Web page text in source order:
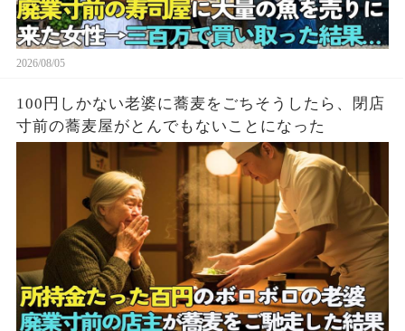
2026/08/05
100円しかない老婆に蕎麦をごちそうしたら、閉店
寸前の蕎麦屋がとんでもないことになった